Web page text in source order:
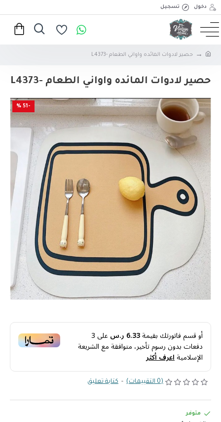
دخول تسجيل
حصير لادوات المائده واواني الطعام -L4373
حصير لادوات المائده واواني الطعام -L4373
-51 %
أو قسم فاتورتك بقيمة6.33 ر.س على3
دفعات بدون رسوم تأخير، متوافقة مع الشريعة
الإسلاميةاعرف أكثر
(0 التقييمات) - كتابة تعليق
متوفر